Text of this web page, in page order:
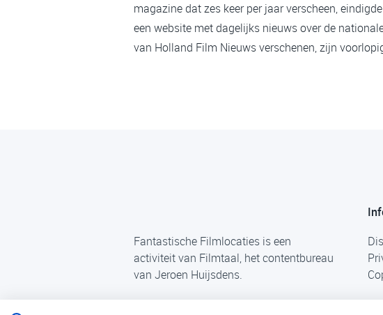
magazine dat zes keer per jaar verscheen,
een website met dagelijks nieuws over de
van Holland Film Nieuws verschenen, zijn
Fantastische Filmlocaties is een
activiteit van Filmtaal, het contentbureau
van Jeroen Huijsdens.